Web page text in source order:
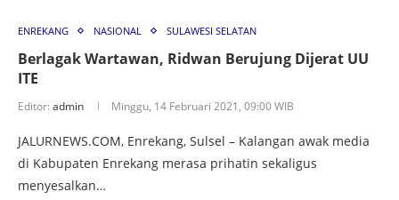
ENREKANG NASIONAL SULAWESI SELATAN
Berlagak Wartawan, Ridwan Berujung Dijerat UU
ITE
Editor: admin Minggu, 14 Februari 2021, 09:00 WIB
JALURNEWS.COM, Enrekang, Sulsel – Kalangan awak media
di Kabupaten Enrekang merasa prihatin sekaligus
menyesalkan…